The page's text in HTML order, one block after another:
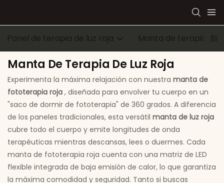
Panel de terapia de luz roja Manta de terapia de
Manta De Terapia De Luz Roja
Experimenta la máxima relajación con nuestra manta de
fototerapia roja , diseñada para envolver tu cuerpo en un
"saco de dormir de fototerapia" de 360 ​​grados. A diferencia
de los paneles tradicionales, esta versátil manta de luz roja
cubre todo el cuerpo y emite longitudes de onda
terapéuticas mientras descansas, lees o duermes. Cada
manta de fototerapia roja cuenta con una matriz de LED
flexible integrada de baja emisión de calor, lo que garantiza
la máxima comodidad y seguridad. Tanto si buscas